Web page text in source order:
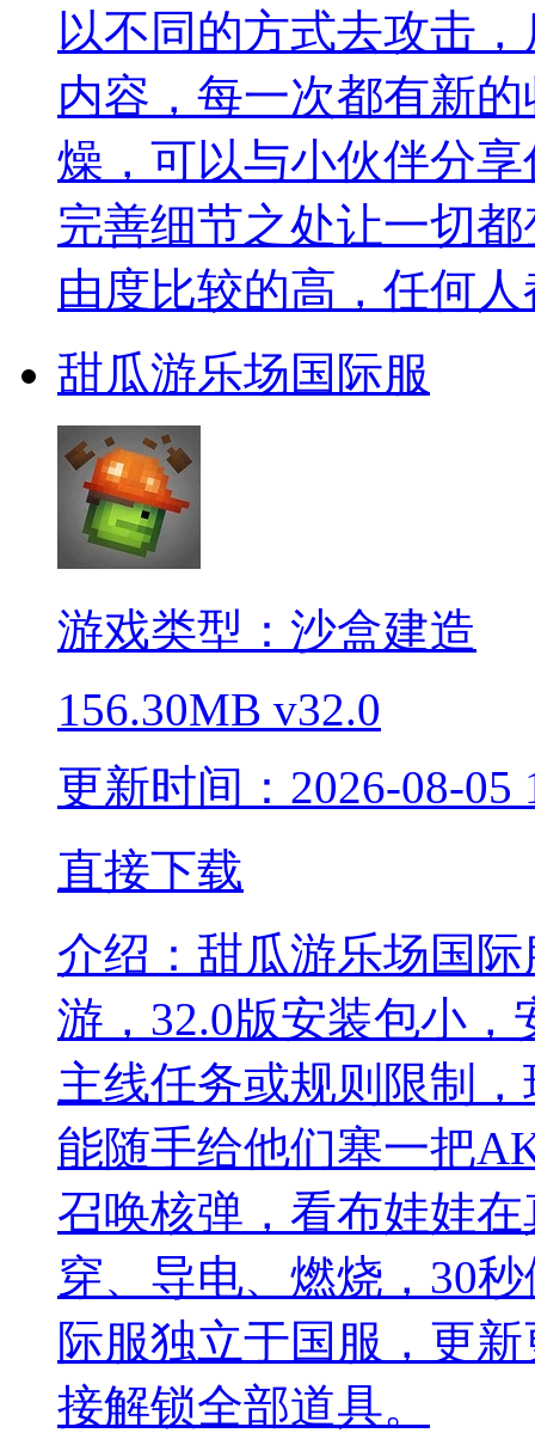
以不同的方式去攻击
内容，每一次都有新
燥，可以与小伙伴分
完善细节之处让一切
由度比较的高，任何
甜瓜游乐场国际服
游戏类型：沙盒建造
156.30MB v32.0
更新时间：2026-08-05
直接下载
介绍： 甜瓜游乐场国
游，32.0版安装包小
主线任务或规则限制
能随手给他们塞一把
召唤核弹，看布娃娃
穿、导电、燃烧，30
际服独立于国服，更
接解锁全部道具。